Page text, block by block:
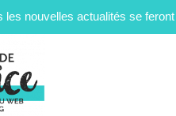
nouvelles actualités se